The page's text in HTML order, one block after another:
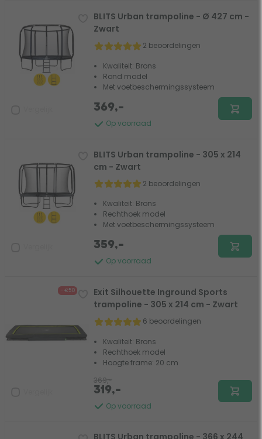
BLITS Urban trampoline - Ø 427 cm -
Zwart
2 beoordelingen
Kwaliteit: Brons
Rond model
Met voetbeschermingssysteem
Op voorraad
369,-
BLITS Urban trampoline - 305 x 214
cm - Zwart
2 beoordelingen
Kwaliteit: Brons
Rechthoek model
Met voetbeschermingssysteem
Op voorraad
359,-
- €50
Exit Silhouette Inground Sports
trampoline - 305 x 214 cm - Zwart
6 beoordelingen
Kwaliteit: Brons
Rechthoek model
Hoogte frame: 20 cm
Op voorraad
369,-
319,-